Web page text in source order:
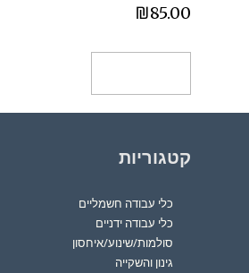
₪85.00
קטגוריות
כלי עבודה חשמליים
כלי עבודה ידניים
סולמות/שינוע/איחסון
גינון והשקייה